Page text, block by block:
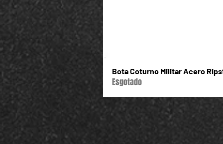
Bota Coturno Militar Acero
Esgotado